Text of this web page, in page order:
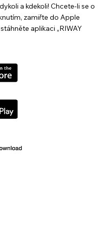
a kdekoli! Chcete-li se o
zamiřte do Apple
aplikaci „RIWAY